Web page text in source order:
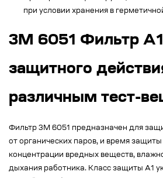
при условии хранения в
3M 6051 Фильтр
защитного
различным тест-
Фильтр 3М 6051 предназначен для
от органических паров, и время
концентрации вредных веществ,
дыхания работника. Класс защиты A1